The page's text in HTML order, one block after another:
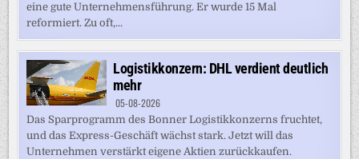
eine gute Unternehmensführung. Er wurde 15 Mal
reformiert. Zu oft,...
Logistikkonzern: DHL verdient deutlich
mehr
05-08-2026
Das Sparprogramm des Bonner Logistikkonzerns fruchtet,
und das Express-Geschäft wächst stark. Jetzt will das
Unternehmen verstärkt eigene Aktien zurückkaufen.